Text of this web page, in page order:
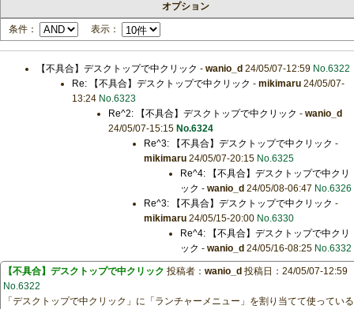
オプション
条件： 表示：
【不具合】デスクトップで中クリック - wanio_d 24/05/07-12:59 No.6322
Re: 【不具合】デスクトップで中クリック -mikimaru 24/05/07-
13:24 No.6323
Re^2: 【不具合】デスクトップで中クリック - wanio_d
24/05/07-15:15 No.6324
Re^3: 【不具合】デスクトップで中クリック -
mikimaru 24/05/07-20:15 No.6325
Re^4: 【不具合】デスクトップで中クリ
ック - wanio_d 24/05/08-06:47 No.6326
Re^3: 【不具合】デスクトップで中クリック -
mikimaru 24/05/15-20:00 No.6330
Re^4: 【不具合】デスクトップで中クリ
ック - wanio_d 24/05/16-08:25 No.6332
【不具合】デスクトップで中クリック 投稿者： wanio_d 投稿日：24/05/07-12:59
No.6322
「デスクトップで中クリック」に「ランチャーメニュー」を割り当てて使っている